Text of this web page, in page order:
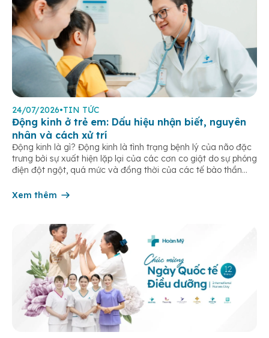
24/07/2026•TIN TỨC
Động kinh ở trẻ em: Dấu hiệu nhận biết, nguyên
nhân và cách xử trí
Động kinh là gì? Động kinh là tình trạng bệnh lý của não đặc
trưng bởi sự xuất hiện lặp lại của các cơn co giật do sự phóng
điện đột ngột, quá mức và đồng thời của các tế bào thần
Xem thêm